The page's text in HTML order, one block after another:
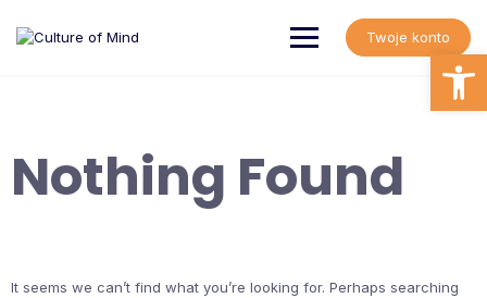
content
Twoje konto
Nothing Found
It seems we can’t find what you’re looking for. Perhaps searching